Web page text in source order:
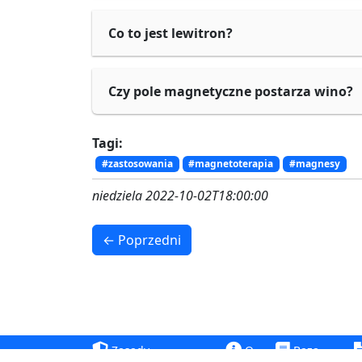
Co to jest lewitron?
Czy pole magnetyczne postarza wino?
Tagi:
#zastosowania #magnetoterapia #magnesy
niedziela 2022-10-02T18:00:00
← Poprzedni
Zasady
O
Baza